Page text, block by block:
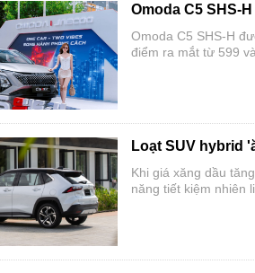
Omoda C5 SHS-
Omoda C5 SHS-H
điểm ra mắt từ 599
Loạt SUV hybrid
Khi giá xăng dầu
năng tiết kiệm nhiên